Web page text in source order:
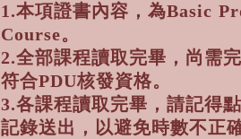
1.本項證書內容，為Basic
Course。
2.全部課程讀取完畢，尚需
符合PDU核發資格。
3.各課程讀取完畢，請記得
記錄送出，以避免時數不正